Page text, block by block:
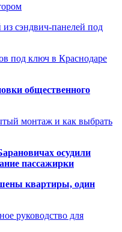
из сэндвич-панелей под
под ключ в Краснодаре
общественного
монтаж и как выбрать
осудили
пассажирки
квартиры, один
руководство для